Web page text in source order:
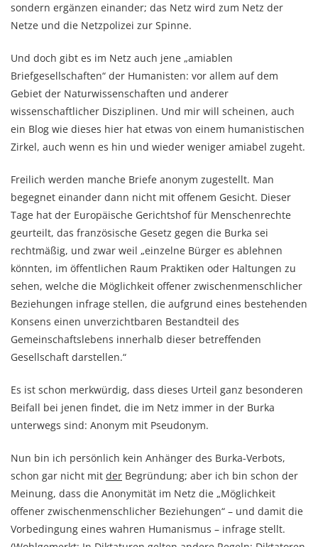
sondern ergänzen einander; das Netz wird zum Netz der
Netze und die Netzpolizei zur Spinne.
Und doch gibt es im Netz auch jene „amiablen
Briefgesellschaften“ der Humanisten: vor allem auf dem
Gebiet der Naturwissenschaften und anderer
wissenschaftlicher Disziplinen. Und mir will scheinen, auch
ein Blog wie dieses hier hat etwas von einem humanistischen
Zirkel, auch wenn es hin und wieder weniger amiabel zugeht.
Freilich werden manche Briefe anonym zugestellt. Man
begegnet einander dann nicht mit offenem Gesicht. Dieser
Tage hat der Europäische Gerichtshof für Menschenrechte
geurteilt, das französische Gesetz gegen die Burka sei
rechtmäßig, und zwar weil „einzelne Bürger es ablehnen
könnten, im öffentlichen Raum Praktiken oder Haltungen zu
sehen, welche die Möglichkeit offener zwischenmenschlicher
Beziehungen infrage stellen, die aufgrund eines bestehenden
Konsens einen unverzichtbaren Bestandteil des
Gemeinschaftslebens innerhalb dieser betreffenden
Gesellschaft darstellen.“
Es ist schon merkwürdig, dass dieses Urteil ganz besonderen
Beifall bei jenen findet, die im Netz immer in der Burka
unterwegs sind: Anonym mit Pseudonym.
Nun bin ich persönlich kein Anhänger des Burka-Verbots,
schon gar nicht mit der Begründung; aber ich bin schon der
Meinung, dass die Anonymität im Netz die „Möglichkeit
offener zwischenmenschlicher Beziehungen“ – und damit die
Vorbedingung eines wahren Humanismus – infrage stellt.